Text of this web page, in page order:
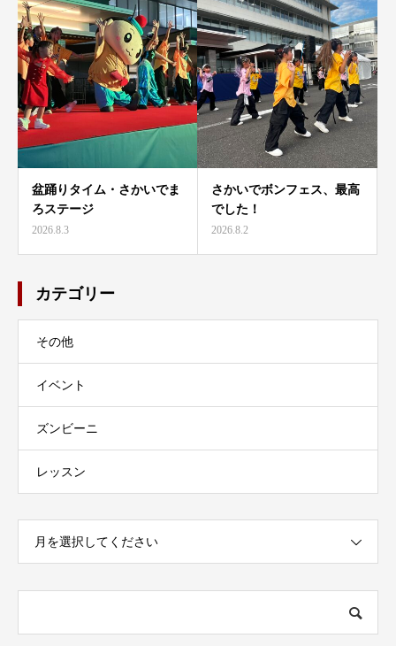
盆踊りタイム・さかいでま
ろステージ
2026.8.3
さかいでボンフェス、最高
でした！
2026.8.2
カテゴリー
その他
イベント
ズンビーニ
レッスン
月を選択してください